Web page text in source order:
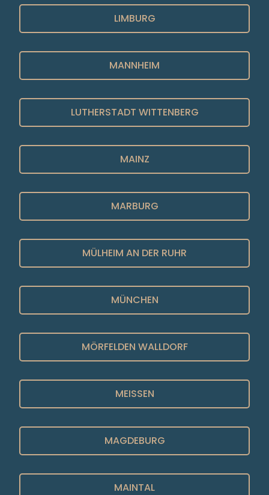
LIMBURG
MANNHEIM
LUTHERSTADT WITTENBERG
MAINZ
MARBURG
MÜLHEIM AN DER RUHR
MÜNCHEN
MÖRFELDEN WALLDORF
MEISSEN
MAGDEBURG
MAINTAL